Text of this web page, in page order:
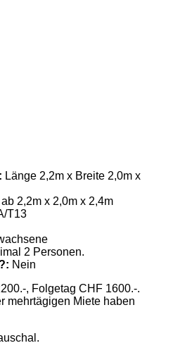
Länge 2,2m x Breite 2,0m x
2,2m x 2,0m x 2,4m
T13
2 Personen.
Nein
, Folgetag CHF 1600.-.
mehrtägigen Miete haben